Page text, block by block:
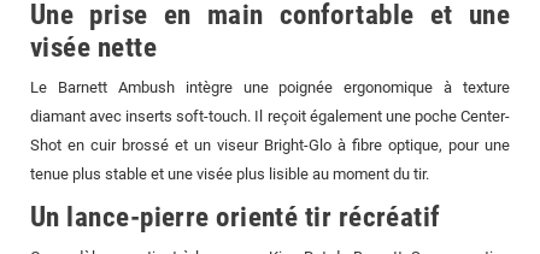
Une prise en main confortable et une
visée nette
Le Barnett Ambush intègre une poignée ergonomique à texture
diamant avec inserts soft-touch. Il reçoit également une poche Center-
Shot en cuir brossé et un viseur Bright-Glo à fibre optique, pour une
tenue plus stable et une visée plus lisible au moment du tir.
Un lance-pierre orienté tir récréatif